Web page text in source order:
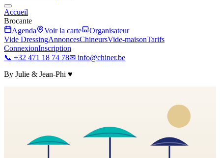
Accueil
Brocante
Agenda
Voir la carte
Organisateur
Vide DressingAnnoncesChineursVide-maisonTarifs
ConnexionInscription
📞 +32 471 18 74 78✉ info@chiner.be
By Julie & Jean-Phi ♥